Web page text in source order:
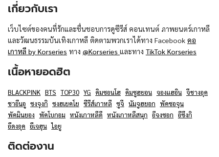
เกี่ยวกับเรา
เว็บไซต์ของคนที่รักและชื่นชอบการดูซีรีส์ คอนเทนต์ ภาพยนตร์เกาหลี
และวัฒนธรรมบันเทิงเกาหลี ติดตามพวกเราได้ทาง Facebook คอ
เกาหลี by Korseries ทาง @Korseries และทาง TikTok Korseries
เนื้อหายอดฮิต
BLACKPINK BTS TOP30 YG คิมซอนโฮ คิมซูฮยอน จองแฮอิน จีชางอุค
ชาอึนอู ซงจุงกิ ซงฮเยคโย ซีรีส์เกาหลี ซูจี นัมจูฮยอก พัคซอจุน
พัคมินยอง พัคโบกอม หนังเกาหลีดี หนังเกาหลีสนุก อีจงซอก อีซึงกิ
อีดงอุค อีเจฮุน ไอยู
ติดต่องาน